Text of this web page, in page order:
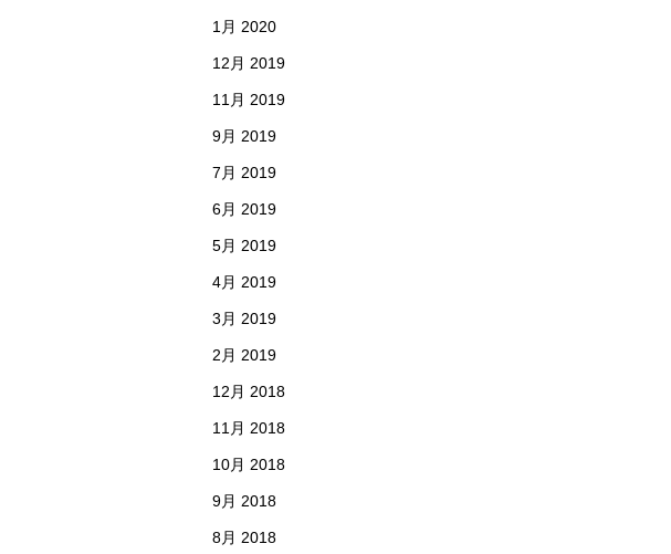
1月 2020
12月 2019
11月 2019
9月 2019
7月 2019
6月 2019
5月 2019
4月 2019
3月 2019
2月 2019
12月 2018
11月 2018
10月 2018
9月 2018
8月 2018